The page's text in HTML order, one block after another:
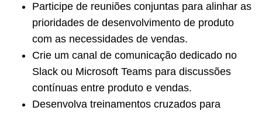
Participe de reuniões conjuntas para alinhar as
prioridades de desenvolvimento de produto
com as necessidades de vendas.
Crie um canal de comunicação dedicado no
Slack ou Microsoft Teams para discussões
contínuas entre produto e vendas.
Desenvolva treinamentos cruzados para